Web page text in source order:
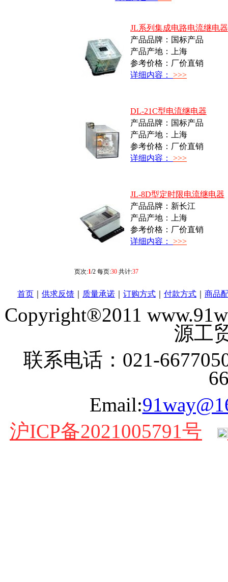
JL系列集成电路电流继电器
产品品牌：国标产品
产品产地：上海
参考价格：厂价直销
详细内容： >>>
DL-21C型电流继电器
产品品牌：国标产品
产品产地：上海
参考价格：厂价直销
详细内容： >>>
JL-8D型定时限电流继电器
产品品牌：新长江
产品产地：上海
参考价格：厂价直销
详细内容： >>>
页次:1/2 每页:30 共计:37
首页 供求反馈 质量承诺 订购方式 付款方式 商品
Copyright®2011
源工
联系电话：021-
Email:
沪ICP备2021005791号